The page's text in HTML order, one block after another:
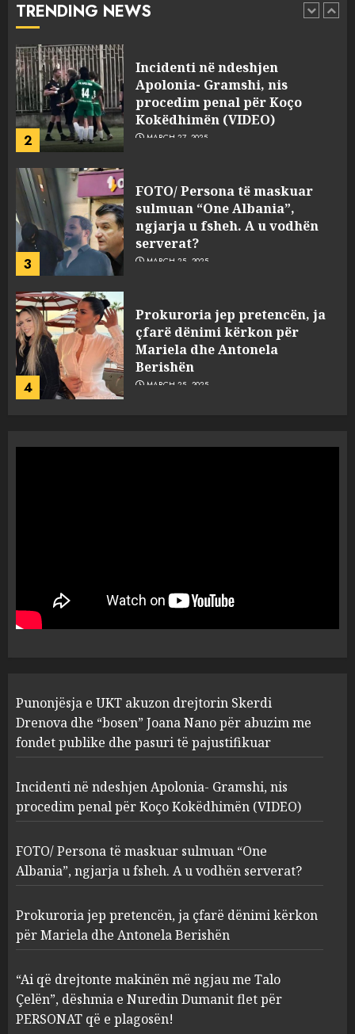
TRENDING NEWS
1
pasuri të pajustifikuar
2
Incidenti në ndeshjen
Apolonia- Gramshi, nis
procedim penal për Koço
Kokëdhimën (VIDEO)
MARCH 27, 2025
3
FOTO/ Persona të maskuar
sulmuan “One Albania”,
ngjarja u fsheh. A u vodhën
serverat?
MARCH 25, 2025
4
Prokuroria jep pretencën, ja
çfarë dënimi kërkon për
Mariela dhe Antonela
Berishën
MARCH 25, 2025
1
“bosen” Joana Nano për
abuzim me fondet publike dhe
pasuri të pajustifikuar
2
Apolonia- Gramshi, nis
procedim penal për Koço
Kokëdhimën (VIDEO)
MARCH 27, 2025
3
FOTO/ Persona të maskuar
sulmuan “One Albania”,
ngjarja u fsheh. A u vodhën
serverat?
MARCH 25, 2025
4
Prokuroria jep pretencën, ja
çfarë dënimi kërkon për
Berishën
MARCH 25, 2025
Punonjësja e UKT akuzon drejtorin Skerdi
Drenova dhe “bosen” Joana Nano për abuzim me
fondet publike dhe pasuri të pajustifikuar
Incidenti në ndeshjen Apolonia- Gramshi, nis
procedim penal për Koço Kokëdhimën (VIDEO)
FOTO/ Persona të maskuar sulmuan “One
Albania”, ngjarja u fsheh. A u vodhën serverat?
Prokuroria jep pretencën, ja çfarë dënimi kërkon
për Mariela dhe Antonela Berishën
“Ai që drejtonte makinën më ngjau me Talo
Çelën”, dëshmia e Nuredin Dumanit flet për
PERSONAT që e plagosën!